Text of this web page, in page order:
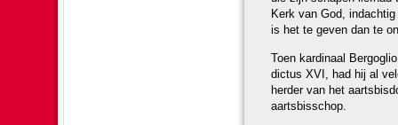
Kerk van God,
is het te geven dan te
Toen kar­di­naal
dic­tus XVI, had hij al
her­der van het
aarts­bis­schop.